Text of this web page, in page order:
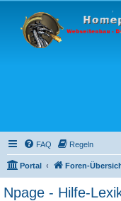
FAQ Regeln
Portal Foren-
Npage - Hilfe-